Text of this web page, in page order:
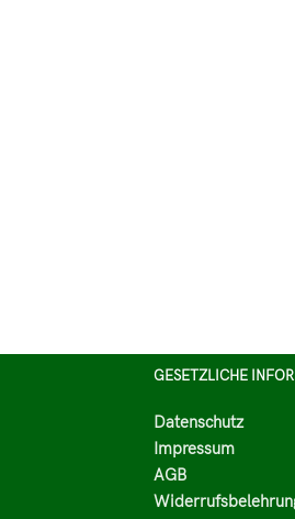
GESETZLICHE
Datenschutz
Impressum
AGB